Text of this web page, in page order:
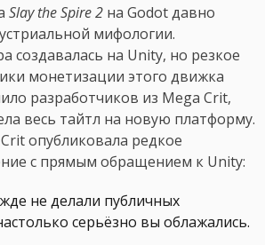
Slay the Spire 2 на Godot давно
мифологии.
создавалась на Unity, но резкое
монетизации этого движка
разработчиков из Mega Crit,
весь тайтл на новую платформу.
опубликовала редкое
с прямым обращением к Unity:
не делали публичных
серьёзно вы облажались.